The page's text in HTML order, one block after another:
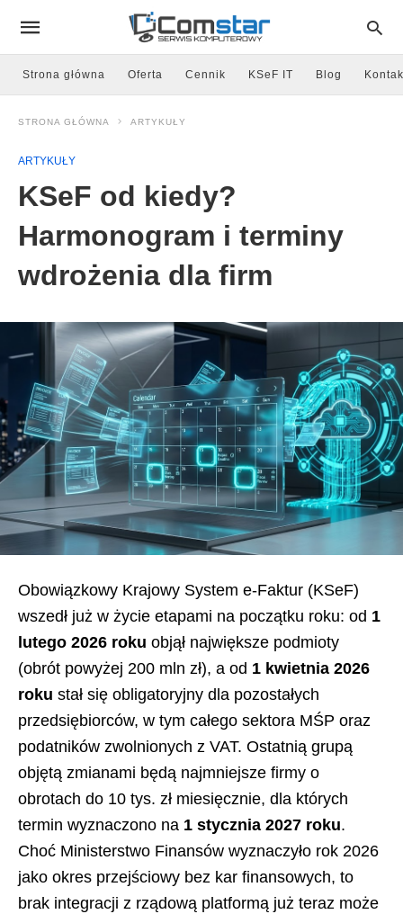
Strona główna Oferta Cennik KSeF IT Blog
STRONA GŁÓWNA ARTYKUŁY
ARTYKUŁY
KSeF od kiedy?
Harmonogram i terminy
wdrożenia dla firm
Obowiązkowy Krajowy System e-Faktur (KSeF)
wszedł już w życie etapami na początku roku: od 1
lutego 2026 roku objął największe podmioty
(obrót powyżej 200 mln zł), a od 1 kwietnia 2026
roku stał się obligatoryjny dla pozostałych
przedsiębiorców, w tym całego sektora MŚP oraz
podatników zwolnionych z VAT. Ostatnią grupą
objętą zmianami będą najmniejsze firmy o
obrotach do 10 tys. zł miesięcznie, dla których
termin wyznaczono na 1 stycznia 2027 roku.
Choć Ministerstwo Finansów wyznaczyło rok 2026
jako okres przejściowy bez kar finansowych, to
brak integracji z rządową platformą już teraz może